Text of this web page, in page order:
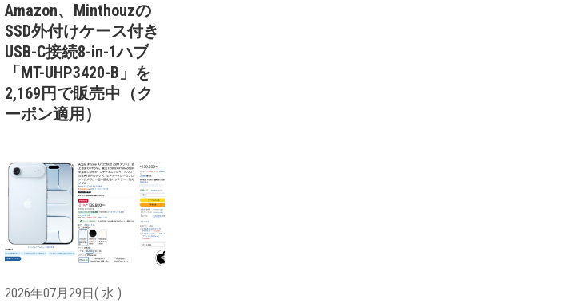
Amazon、Minthouzの
SSD外付けケース付き
USB-C接続8-in-1ハブ
「MT-UHP3420-B」を
2,169円で販売中（ク
ーポン適用）
2026年07月29日( 水 )